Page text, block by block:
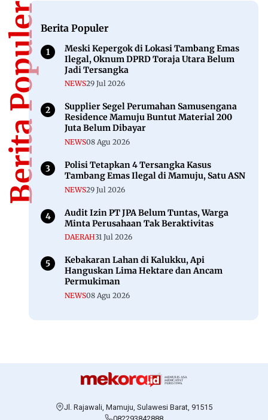
Berita PopulerBerita Populer
Meski Kepergok di Lokasi Tambang Emas
Ilegal, Oknum DPRD Toraja Utara Belum
Jadi Tersangka
NEWS29 Jul 2026
Supplier Segel Perumahan Samusengana
Residence Mamuju Buntut Material 200
Juta Belum Dibayar
NEWS08 Agu 2026
Polisi Tetapkan 4 Tersangka Kasus
Tambang Emas Ilegal di Mamuju, Satu ASN
NEWS29 Jul 2026
Audit Izin PT JPA Belum Tuntas, Warga
Minta Perusahaan Tak Beraktivitas
DAERAH31 Jul 2026
Kebakaran Lahan di Kalukku, Api
Hanguskan Lima Hektare dan Ancam
Permukiman
NEWS08 Agu 2026
Jl. Rajawali, Mamuju, Sulawesi Barat, 91515